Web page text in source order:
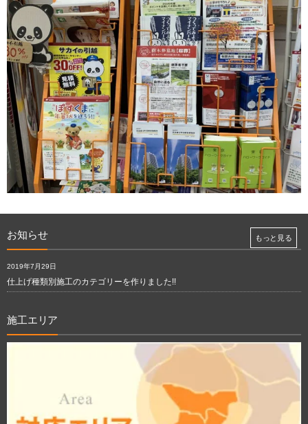
お知らせ
2019年7月29日
仕上げ種類別施工のカテゴリーを作りました!!
もっと見る
施工エリア